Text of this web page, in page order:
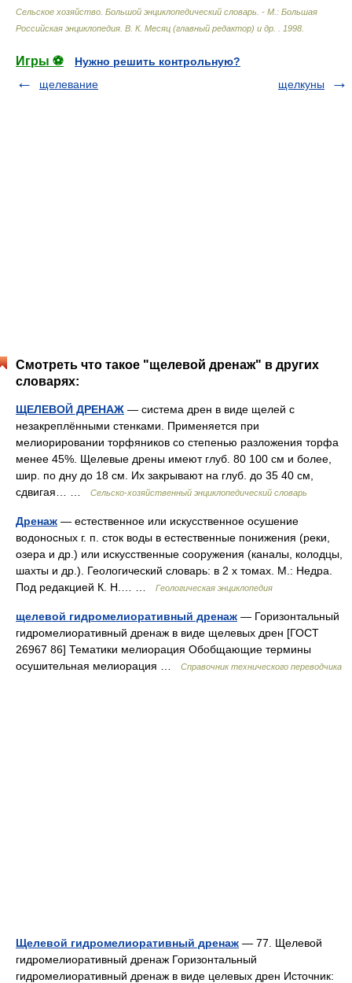
Сельское хозяйство. Большой энциклопедический словарь. - М.: Большая
Российская энциклопедия В. К. Месяц (главный редактор) и др. 1998
Игры ⚽
Нужно решить контрольную?
щелевание
щелкуны
Смотреть что такое "щелевой дренаж" в других
словарях:
ЩЕЛЕВОЙ ДРЕНАЖ — система дрен в виде щелей с
незакреплёнными стенками. Применяется при
мелиорировании торфяников со степенью разложения торфа
менее 45%. Щелевые дрены имеют глуб. 80 100 см и более,
шир. по дну до 18 см. Их закрывают на глуб. до 35 40 см,
сдвигая… …
Сельско-хозяйственный энциклопедический словарь
Дренаж — естественное или искусственное осушение
водоносных г. п. сток воды в естественные понижения (реки,
озера и др.) или искусственные сооружения (каналы, колодцы,
шахты и др.). Геологический словарь: в 2 х томах. М.: Недра.
Под редакцией К. Н.… …
Геологическая энциклопедия
щелевой гидромелиоративный дренаж — Горизонтальный
гидромелиоративный дренаж в виде щелевых дрен [ГОСТ
26967 86] Тематики мелиорация Обобщающие термины
осушительная мелиорация …
Справочник технического переводчика
Щелевой гидромелиоративный дренаж — 77. Щелевой
гидромелиоративный дренаж Горизонтальный
гидромелиоративный дренаж в виде целевых дрен Источник: